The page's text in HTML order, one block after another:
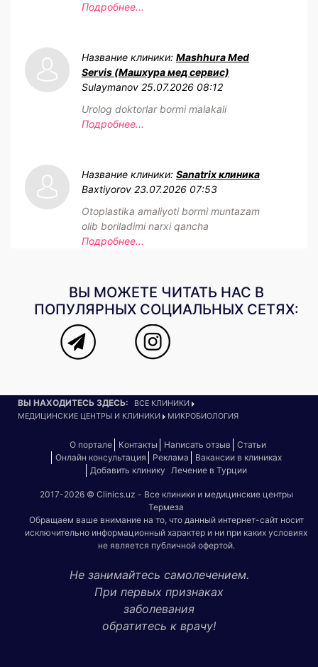
Подробнее...
Название клиники: Mashhura Med
Servis (Машхура мед сервис)
Sulaymanov 25.07.2026 08:12
Urolog doktorlar bormi malakali
Подробнее...
Название клиники: Sanatrix клиника
Baxtiyorov 23.07.2026 07:53
Otoplastika amaliyoti bormi muntazam
olib boriladimi narxi qancha
Подробнее...
ВЫ МОЖЕТЕ ЧИТАТЬ НАС В
ПОПУЛЯРНЫХ СОЦИАЛЬНЫХ СЕТЯХ:
ВЫ НАХОДИТЕСЬ ЗДЕСЬ:
ВСЕ КЛИНИКИ
МЕДИЦИНСКИЕ ЦЕНТРЫ И КЛИНИКИ
МИКРОБИОЛОГИЯ
О портале Контакты Написать отзыв
Статьи
Онлайн консультация
Реклама
Вакансии в клиниках
Добавить клинику Лечение в Турции
2017-2026 © Clinics.uz - Все клиники и медицинские центры
Термеза
Обращаем ваше внимание на то, что данный интернет-сайт носит
исключительно информационный характер и ни при каких условиях
не является публичной офертой.
Не занимайтесь самолечением.
При первых признаках
заболевания
обратитесь к врачу!